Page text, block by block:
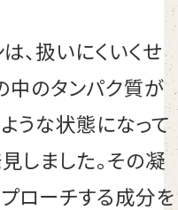
、扱いにくいくせ
中のタンパク質が
うな状態になって
しました。その凝
ローチする成分を